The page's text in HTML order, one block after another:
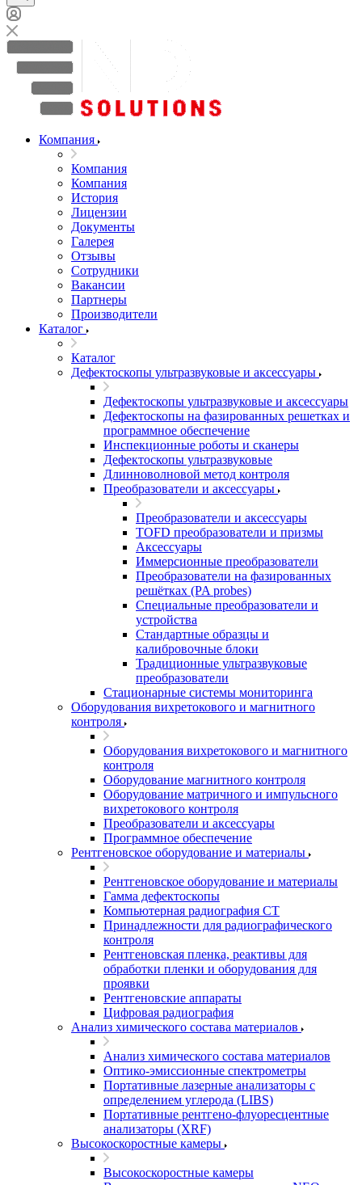
Компания
Компания
Компания
История
Лицензии
Документы
Галерея
Отзывы
Сотрудники
Вакансии
Партнеры
Производители
Каталог
Каталог
Дефектоскопы ультразвуковые и аксессуары
Дефектоскопы ультразвуковые и аксессуары
Дефектоскопы на фазированных решетках и
программное обеспечение
Инспекционные роботы и сканеры
Дефектоскопы ультразвуковые
Длинноволновой метод контроля
Преобразователи и аксессуары
Преобразователи и аксессуары
TOFD преобразователи и призмы
Аксессуары
Иммерсионные преобразователи
Преобразователи на фазированных
решётках (PA probes)
Специальные преобразователи и
устройства
Стандартные образцы и
калибровочные блоки
Традиционные ультразвуковые
преобразователи
Стационарные системы мониторинга
Оборудования вихретокового и магнитного
контроля
Оборудования вихретокового и магнитного
контроля
Оборудование магнитного контроля
Оборудование матричного и импульсного
вихретокового контроля
Преобразователи и аксессуары
Программное обеспечение
Рентгеновское оборудование и материалы
Рентгеновское оборудование и материалы
Гамма дефектоскопы
Компьютерная радиография CT
Принадлежности для радиографического
контроля
Рентгеновская пленка, реактивы для
обработки пленки и оборудования для
проявки
Рентгеновские аппараты
Цифровая радиография
Анализ химического состава материалов
Анализ химического состава материалов
Оптико-эмиссионные спектрометры
Портативные лазерные анализаторы с
определением углерода (LIBS)
Портативные рентгено-флуоресцентные
анализаторы (XRF)
Высокоскоростные камеры
Высокоскоростные камеры